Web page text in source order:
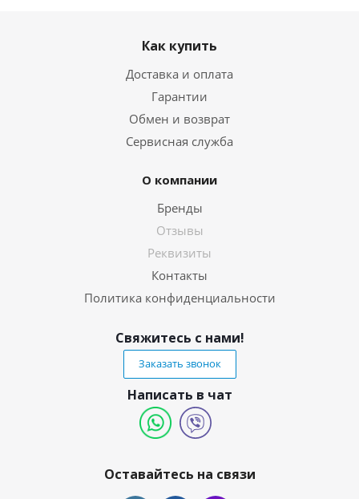
Как купить
Доставка и оплата
Гарантии
Обмен и возврат
Сервисная служба
О компании
Бренды
Отзывы
Реквизиты
Контакты
Политика конфиденциальности
Свяжитесь с нами!
Заказать звонок
Написать в чат
Оставайтесь на связи